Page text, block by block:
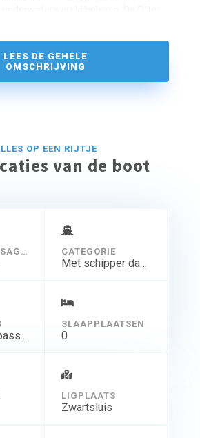
LEES DE GEHELE
OMSCHRIJVING
OP EEN RIJTJE
van de boot
AANTAL PASSAGIERS CATEGORIE
Met schipper dagtocht
Niet van toepassing
SLAAPPLAATSEN
0
LIGPLAATS
Zwartsluis